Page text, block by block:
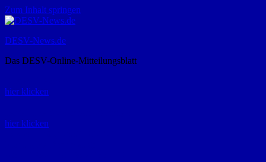
Zum Inhalt springen
DESV-News.de
Das DESV-Online-Mitteilungsblatt
hier klicken
hier klicken